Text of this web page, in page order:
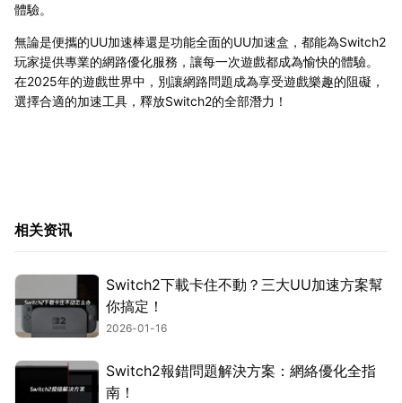
體驗。
無論是便攜的UU加速棒還是功能全面的UU加速盒，都能為Switch2
玩家提供專業的網路優化服務，讓每一次遊戲都成為愉快的體驗。
在2025年的遊戲世界中，別讓網路問題成為享受遊戲樂趣的阻礙，
選擇合適的加速工具，釋放Switch2的全部潛力！
相关资讯
Switch2下載卡住不動？三大UU加速方案幫
你搞定！
2026-01-16
Switch2報錯問題解決方案：網絡優化全指
南！